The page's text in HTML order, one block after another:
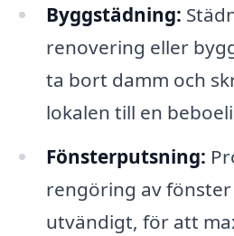
Byggstädning:
renovering eller
ta bort damm och
lokalen till en
Fönsterputsning:
rengöring av
utvändigt, för att